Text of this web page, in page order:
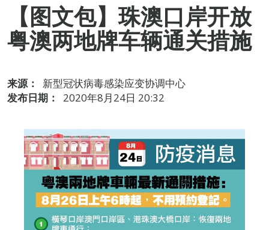
【图文包】珠澳口岸开放
粤澳两地牌车辆通关措施
来源：
新型冠状病毒感染应变协调中心
发布日期：
2020年8月24日 20:32